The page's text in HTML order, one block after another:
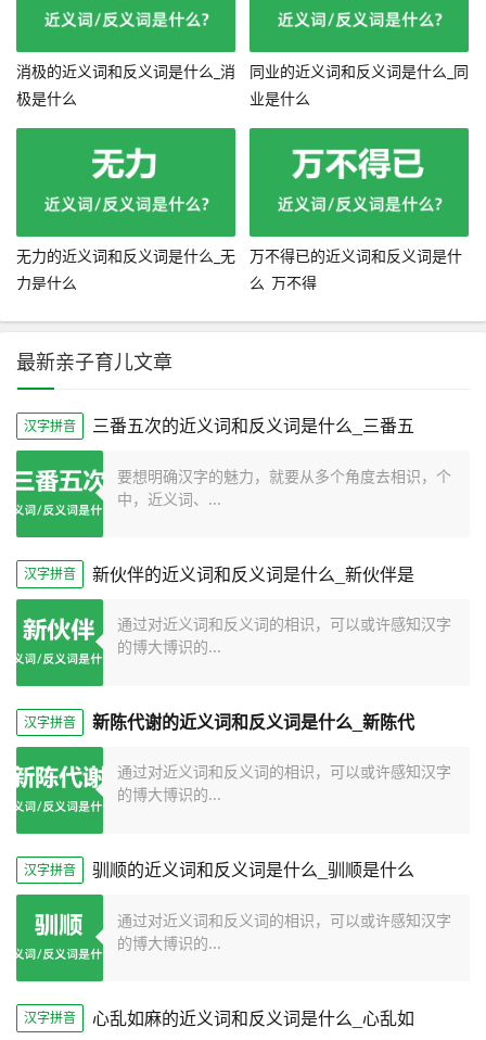
消极的近义词和反义词是什么_消
极是什么
同业的近义词和反义词是什么_同
业是什么
无力的近义词和反义词是什么_无
力是什么
万不得已的近义词和反义词是什
么_万不得
最新亲子育儿文章
汉字拼音 三番五次的近义词和反义词是什么_三番五
要想明确汉字的魅力，就要从多个角度去相识，个
中，近义词、...
汉字拼音 新伙伴的近义词和反义词是什么_新伙伴是
通过对近义词和反义词的相识，可以或许感知汉字
的博大博识的...
汉字拼音 新陈代谢的近义词和反义词是什么_新陈代
通过对近义词和反义词的相识，可以或许感知汉字
的博大博识的...
汉字拼音 驯顺的近义词和反义词是什么_驯顺是什么
通过对近义词和反义词的相识，可以或许感知汉字
的博大博识的...
汉字拼音 心乱如麻的近义词和反义词是什么_心乱如